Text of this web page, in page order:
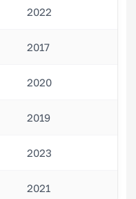
2022
2017
2020
2019
2023
2021